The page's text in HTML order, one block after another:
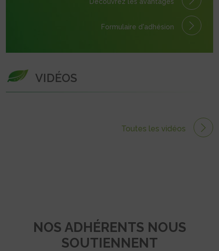
Formulaire d'adhésion
VIDÉOS
Toutes les vidéos
NOS ADHÉRENTS NOUS
SOUTIENNENT